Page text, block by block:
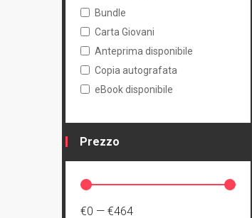
Bundle
Carta Giovani
Anteprima disponibile
Copia autografata
eBook disponibile
Prezzo
€0 — €464